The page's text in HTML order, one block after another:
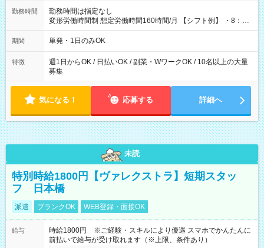
勤務時間
勤務時間は指定なし
変形労働時間制 想定労働時間160時間/月 【シフト例】 ・8：00
～21：00
期間 単発・1日のみOK
特徴
週1日からOK / 日払いOK / 副業・WワークOK / 10名以上の大量
募集
気になる！ 応募する 詳細へ
未読
特別時給1800円【ヴァレクストラ】短期スタッ
フ 日本橋
派遣 ブランクOK WEB登録・面接OK
給与
時給1800円 ※ご経験・スキルにより優遇 スマホでかんたんに
前払いで給与が受け取れます（※上限、条件あり）